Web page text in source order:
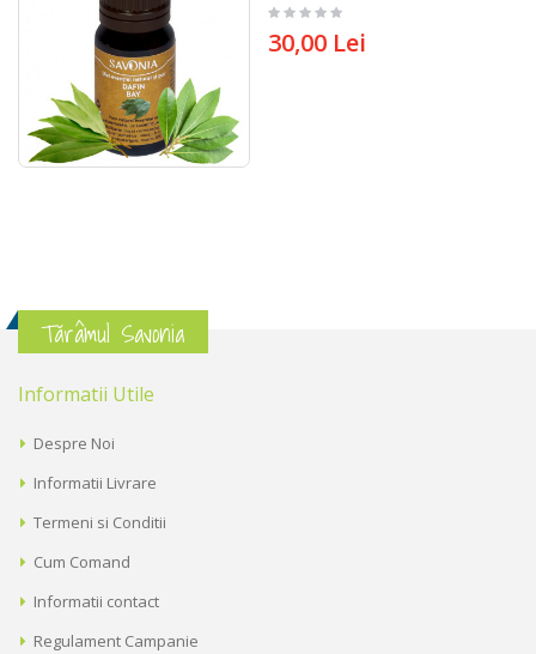
30,00 Lei
Tărâmul Savonia
Informatii Utile
Despre Noi
Informatii Livrare
Termeni si Conditii
Cum Comand
Informatii contact
Regulament Campanie